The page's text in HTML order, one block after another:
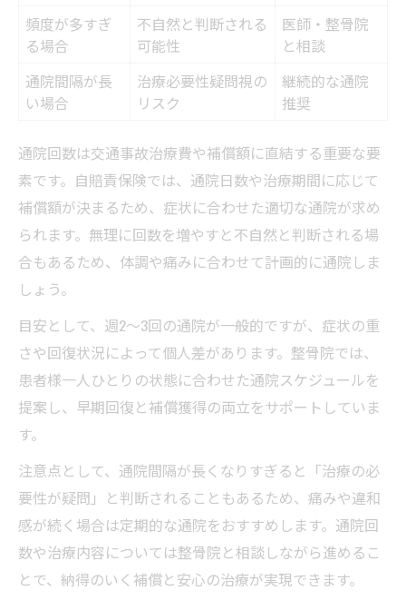
頻度が多すぎ
る場合
不自然と判断される
可能性
医師・整骨院
と相談
通院間隔が長
い場合
治療必要性疑問視の
リスク
継続的な通院
推奨
通院回数は交通事故治療費や補償額に直結する重要な要
素です。自賠責保険では、通院日数や治療期間に応じて
補償額が決まるため、症状に合わせた適切な通院が求め
られます。無理に回数を増やすと不自然と判断される場
合もあるため、体調や痛みに合わせて計画的に通院しま
しょう。
目安として、週2～3回の通院が一般的ですが、症状の重
さや回復状況によって個人差があります。整骨院では、
患者様一人ひとりの状態に合わせた通院スケジュールを
提案し、早期回復と補償獲得の両立をサポートしていま
す。
注意点として、通院間隔が長くなりすぎると「治療の必
要性が疑問」と判断されることもあるため、痛みや違和
感が続く場合は定期的な通院をおすすめします。通院回
数や治療内容については整骨院と相談しながら進めるこ
とで、納得のいく補償と安心の治療が実現できます。